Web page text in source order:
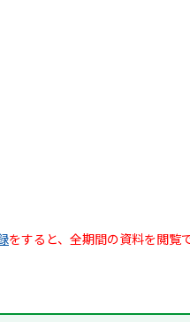
をすると、全期間の資料を閲覧